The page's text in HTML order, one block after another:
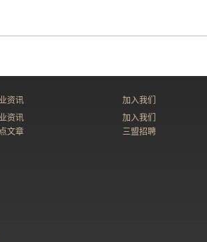
资讯
资讯
文章
加入我们
加入我们
三盟招聘